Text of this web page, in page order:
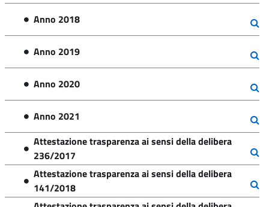
Anno 2018
Anno 2019
Anno 2020
Anno 2021
Attestazione trasparenza ai sensi della delibera
236/2017
Attestazione trasparenza ai sensi della delibera
141/2018